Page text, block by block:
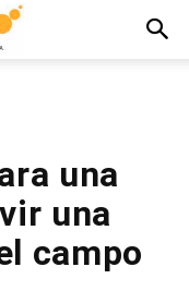
una
una
campo